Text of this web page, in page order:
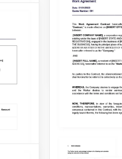
mais importante
empresa pública
apresentar a cada
trimestre e ano.
Google Docs